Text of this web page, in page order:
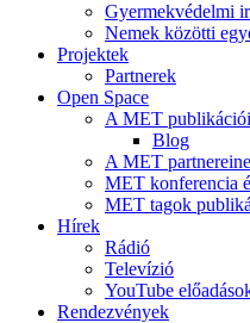
Gyermekvédelmi
Nemek közötti
Projektek
Partnerek
Open Space
A MET publikációi
Blog
A MET
MET konferencia
MET tagok
Hírek
Rádió
Televízió
YouTube
Rendezvények